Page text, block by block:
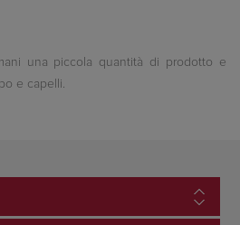
una piccola quantità di prodotto e
e capelli.